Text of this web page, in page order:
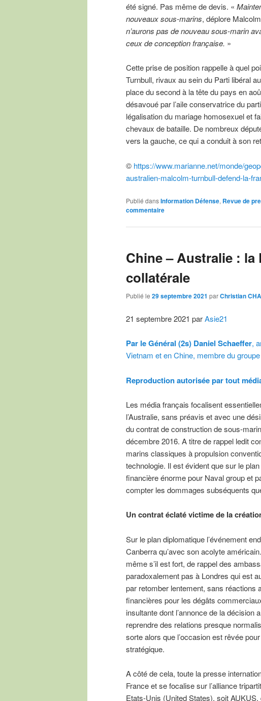
été signé. Pas même de devis. «
nouveaux sous-marins, déplore
n’aurons pas de nouveau sous-marin
ceux de conception française. »
Cette prise de position rappelle à quel
Turnbull, rivaux au sein du Parti libéral
place du second à la tête du pays en
désavoué par l’aile conservatrice du
légalisation du mariage homosexuel et
chevaux de bataille. De nombreux
vers la gauche, ce qui a conduit à son
© https://www.marianne.net/monde/
australien-malcolm-turnbull-defend-la-
Publié dansInformation Défense, Revue de
commentaire
Chine – Australie : la
collatérale
Publié le 29 septembre 2021 parChristian
21 septembre 2021 parAsie21
Par le Général (2s) Daniel Schaeffer,
Vietnam et en Chine, membre du
Reproduction autorisée par tout
Les média français focalisent
l’Australie, sans préavis et avec une
du contrat de construction de sous-
décembre 2016. A titre de rappel ledit
marins classiques à propulsion
technologie. Il est évident que sur le
financière énorme pour Naval group et
compter les dommages subséquents
Un contrat éclaté victime de la
Sur le plan diplomatique l’événement
Canberra qu’avec son acolyte
même s’il est fort, de rappel des
paradoxalement pas à Londres qui est
par retomber lentement, sans réactions
financières pour les dégâts
insultante dont l’annonce de la
reprendre des relations presque
sorte alors que l’occasion est rêvée
stratégique.
A côté de cela, toute la presse
France et se focalise sur l’alliance
Etats-Unis (United States), soit